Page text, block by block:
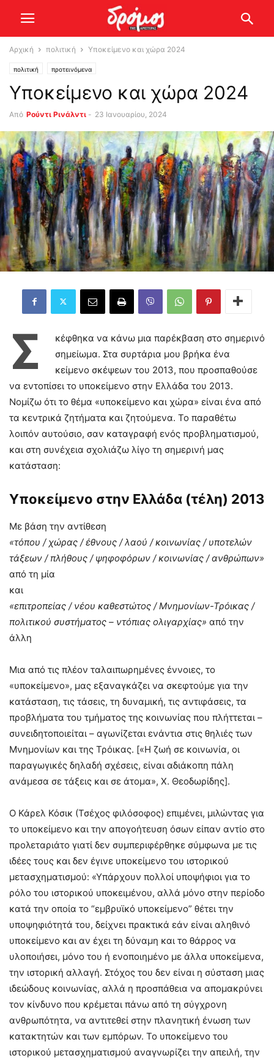
Αρχική πολιτική Υποκείμενο και χώρα 2024
πολιτική προτεινόμενα
Υποκείμενο και χώρα 2024
Από Ρούντι Ρινάλντι - 23 Ιανουαρίου, 2024
Σ
κέφθηκα να κάνω μια παρέκβαση στο σημερινό
σημείωμα. Στα συρτάρια μου βρήκα ένα
κείμενο σκέψεων του 2013, που προσπαθούσε
να εντοπίσει το υποκείμενο στην Ελλάδα του 2013.
Νομίζω ότι το θέμα «υποκείμενο και χώρα» είναι ένα από
τα κεντρικά ζητήματα και ζητούμενα. Το παραθέτω
λοιπόν αυτούσιο, σαν καταγραφή ενός προβληματισμού,
και στη συνέχεια σχολιάζω λίγο τη σημερινή μας
κατάσταση:
Υποκείμενο στην Ελλάδα (τέλη) 2013
Με βάση την αντίθεση
«τόπου / χώρας / έθνους / λαού / κοινωνίας / υποτελών
τάξεων / πλήθους / ψηφοφόρων / κοινωνίας / ανθρώπων»
από τη μία
και
«επιτροπείας / νέου καθεστώτος / Μνημονίων-Τρόικας /
πολιτικού συστήματος – ντόπιας ολιγαρχίας» από την
άλλη
Μια από τις πλέον ταλαιπωρημένες έννοιες, το
«υποκείμενο», μας εξαναγκάζει να σκεφτούμε για την
κατάσταση, τις τάσεις, τη δυναμική, τις αντιφάσεις, τα
προβλήματα του τμήματος της κοινωνίας που πλήττεται –
συνειδητοποιείται – αγωνίζεται ενάντια στις θηλιές των
Μνημονίων και της Τρόικας. [«Η ζωή σε κοινωνία, οι
παραγωγικές δηλαδή σχέσεις, είναι αδιάκοπη πάλη
ανάμεσα σε τάξεις και σε άτομα», Χ. Θεοδωρίδης].
Ο Κάρελ Κόσικ (Τσέχος φιλόσοφος) επιμένει, μιλώντας για
το υποκείμενο και την απογοήτευση όσων είπαν αντίο στο
προλεταριάτο γιατί δεν συμπεριφέρθηκε σύμφωνα με τις
ιδέες τους και δεν έγινε υποκείμενο του ιστορικού
μετασχηματισμού: «Υπάρχουν πολλοί υποψήφιοι για το
ρόλο του ιστορικού υποκειμένου, αλλά μόνο στην περίοδο
κατά την οποία το “εμβρυϊκό υποκείμενο” θέτει την
υποψηφιότητά του, δείχνει πρακτικά εάν είναι αληθινό
υποκείμενο και αν έχει τη δύναμη και το θάρρος να
υλοποιήσει, μόνο του ή ενοποιημένο με άλλα υποκείμενα,
την ιστορική αλλαγή. Στόχος του δεν είναι η σύσταση μιας
ιδεώδους κοινωνίας, αλλά η προσπάθεια να απομακρύνει
τον κίνδυνο που κρέμεται πάνω από τη σύγχρονη
ανθρωπότητα, να αντιτεθεί στην πλανητική ένωση των
κατακτητών και των εμπόρων. Το υποκείμενο του
ιστορικού μετασχηματισμού αναγνωρίζει την απειλή, την